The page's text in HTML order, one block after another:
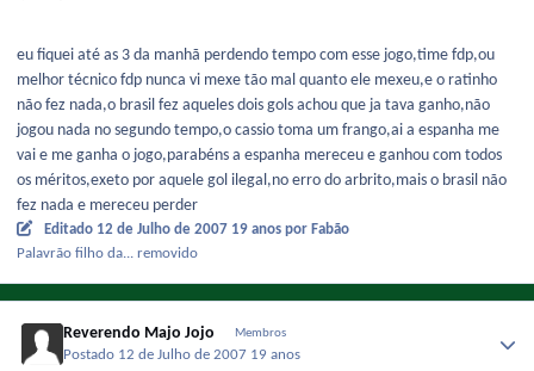
eu fiquei até as 3 da manhã perdendo tempo com esse jogo,time fdp,ou
melhor técnico fdp nunca vi mexe tão mal quanto ele mexeu,e o ratinho
não fez nada,o brasil fez aqueles dois gols achou que ja tava ganho,não
jogou nada no segundo tempo,o cassio toma um frango,ai a espanha me
vai e me ganha o jogo,parabéns a espanha mereceu e ganhou com todos
os méritos,exeto por aquele gol ilegal,no erro do arbrito,mais o brasil não
fez nada e mereceu perder
Editado 12 de Julho de 2007 19 anos por Fabão
Palavrão filho da... removido
Reverendo Majo Jojo Membros
Postado 12 de Julho de 2007 19 anos